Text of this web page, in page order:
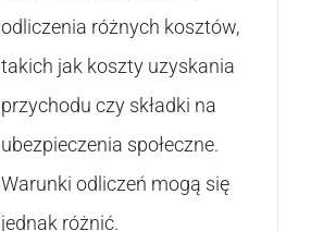
odliczenia różnych kosztów,
takich jak koszty uzyskania
przychodu czy składki na
ubezpieczenia społeczne.
Warunki odliczeń mogą się
jednak różnić.